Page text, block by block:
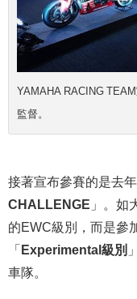
YAMAHA RACING
監督。
接著宣布參賽的是去
CHALLENGE 」。如
的EWC級別，而是參
「 Experimental級別
車隊。